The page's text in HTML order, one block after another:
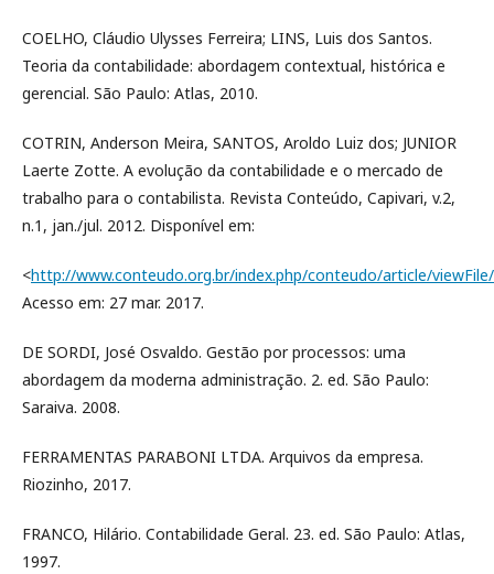
COELHO, Cláudio Ulysses Ferreira; LINS, Luis dos Santos.
Teoria da contabilidade: abordagem contextual, histórica e
gerencial. São Paulo: Atlas, 2010.
COTRIN, Anderson Meira, SANTOS, Aroldo Luiz dos; JUNIOR
Laerte Zotte. A evolução da contabilidade e o mercado de
trabalho para o contabilista. Revista Conteúdo, Capivari, v.2,
n.1, jan./jul. 2012. Disponível em:
<http://www.conteudo.org.br/index.php/conteudo/article/
Acesso em: 27 mar. 2017.
DE SORDI, José Osvaldo. Gestão por processos: uma
abordagem da moderna administração. 2. ed. São Paulo:
Saraiva. 2008.
FERRAMENTAS PARABONI LTDA. Arquivos da empresa.
Riozinho, 2017.
FRANCO, Hilário. Contabilidade Geral. 23. ed. São Paulo: Atlas,
1997.